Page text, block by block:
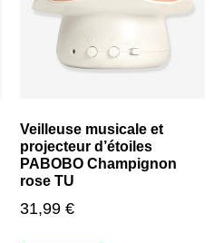
Veilleuse musicale et
projecteur d’étoiles
PABOBO Champignon
rose TU
31,99 €